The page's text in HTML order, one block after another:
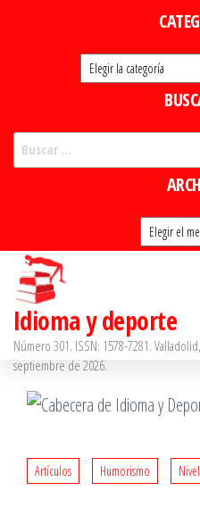
Categorías
Archivos
Idioma y deporte
Número 301. ISSN: 1578-7281.
septiembre de 2026.
Artículos Humorismo